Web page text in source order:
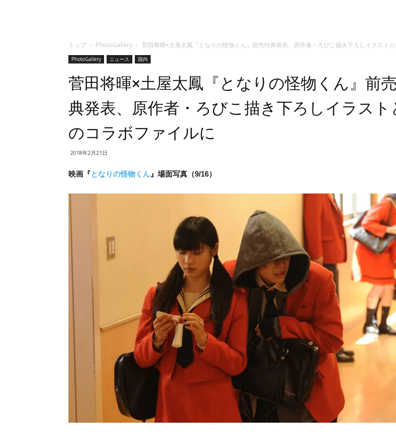
トップ PhotoGallery 菅田将暉×土屋太鳳『となりの怪物くん』前売特典発表、原作者・ろびこ描き下ろしイラスト
PhotoGallery ニュース 国内
菅田将暉×土屋太鳳『となりの怪物くん』前
典発表、原作者・ろびこ描き下ろしイラスト
のコラボファイルに
2018年2月21日
映画『となりの怪物くん 』場面写真（9/16）